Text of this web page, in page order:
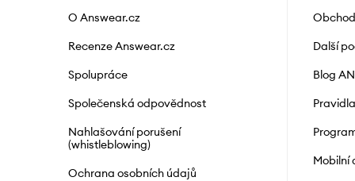
O Answear.cz
Recenze Answear.cz
Spolupráce
Společenská odpovědnost
Nahlašování porušení
(whistleblowing)
Ochrana osobních údajů
Další
Blog
Mobilní